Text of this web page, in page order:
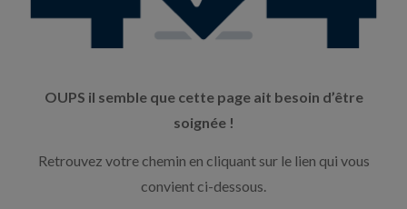
OUPS il semble que cette page ait besoin d’être
soignée !
Retrouvez votre chemin en cliquant sur le lien qui vous
convient ci-dessous.